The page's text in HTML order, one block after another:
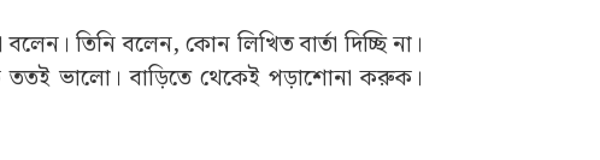
তিনি বলেন, কোন লিখিত বার্তা দিচ্ছি না।
ততই ভালো। বাড়িতে থেকেই পড়াশোনা করুক।